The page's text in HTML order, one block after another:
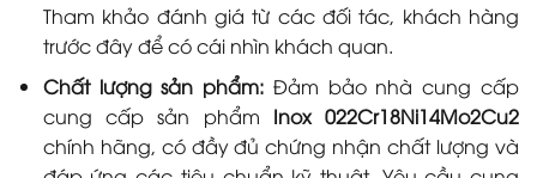
Tham khảo đánh giá từ các đối tác, khách hàng
trước đây để có cái nhìn khách quan.
Chất lượng sản phẩm: Đảm bảo nhà cung cấp
cung cấp sản phẩm Inox 022Cr18Ni14Mo2Cu2
chính hãng, có đầy đủ chứng nhận chất lượng và